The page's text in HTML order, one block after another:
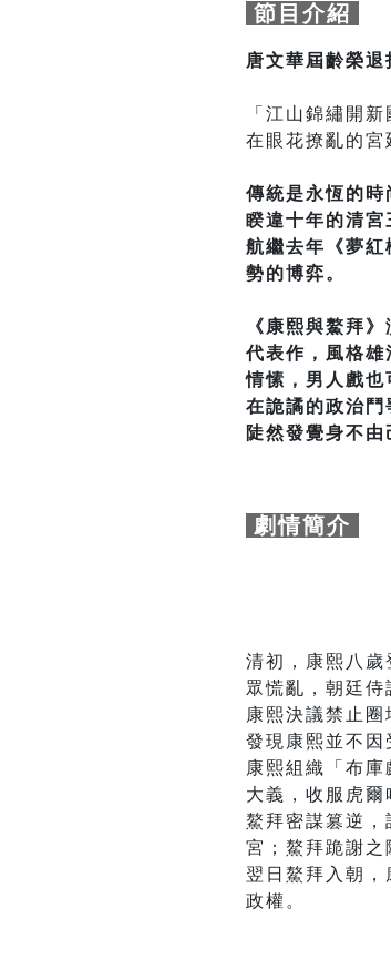
節目介紹
唐文華屆齡榮退
「江山錦繡開
在眼花撩亂的
傳統是永恆的
睽違十年的清
航繼去年《夢
勢的博弈。
《康熙與鰲拜
代表作，風格
情愫，男人戲也
在詭譎的政治鬥
陡然發覺身不
劇情簡介
清初，康熙八
眾慌亂，朝廷
康熙決議禁止
發現康熙並不因
康熙組織「布
大義，收服虎爾
鰲拜密謀篡逆
宮；鰲拜跪謝之
翌日鰲拜入朝
政權。